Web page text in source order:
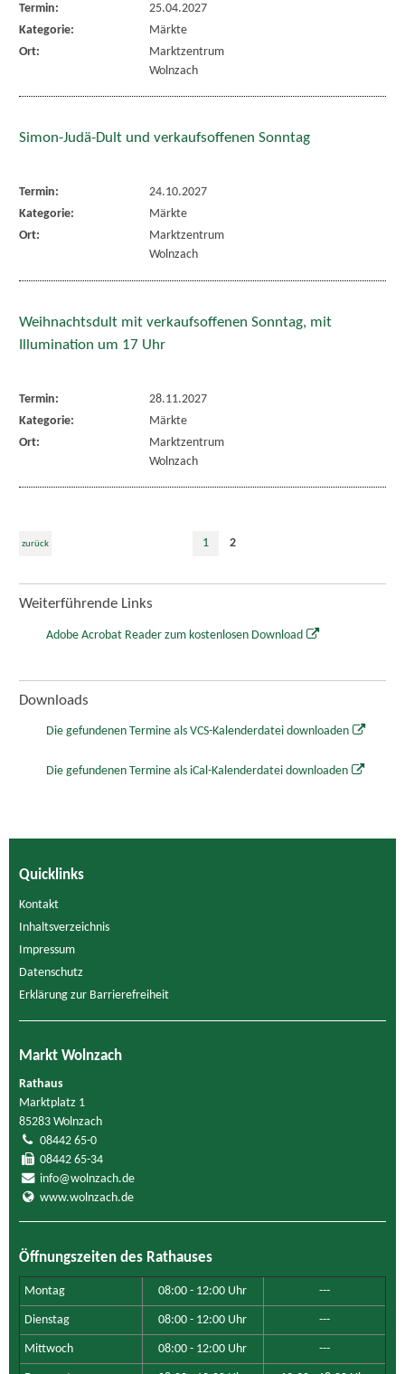
Termin:
25.04.2027
Kategorie:
Märkte
Ort:
Marktzentrum
Wolnzach
Simon-Judä-Dult und verkaufsoffenen Sonntag
Termin:
24.10.2027
Kategorie:
Märkte
Ort:
Marktzentrum
Wolnzach
Weihnachtsdult mit verkaufsoffenen Sonntag, mit
Illumination um 17 Uhr
Termin:
28.11.2027
Kategorie:
Märkte
Ort:
Marktzentrum
Wolnzach
zurück 1 2
Weiterführende Links
Adobe Acrobat Reader zum kostenlosen Download
Downloads
Die gefundenen Termine als VCS-Kalenderdatei downloaden
Die gefundenen Termine als iCal-Kalenderdatei downloaden
Quicklinks
Kontakt
Inhaltsverzeichnis
Impressum
Datenschutz
Erklärung zur Barrierefreiheit
Markt Wolnzach
Rathaus
Marktplatz 1
85283 Wolnzach
08442 65-0
08442 65-34
info@wolnzach.de
www.wolnzach.de
Öffnungszeiten des Rathauses
Montag 08:00 - 12:00 Uhr ---
Dienstag 08:00 - 12:00 Uhr ---
Mittwoch 08:00 - 12:00 Uhr ---